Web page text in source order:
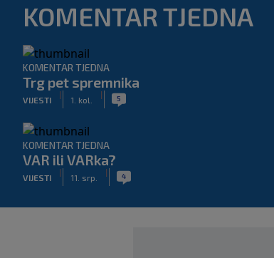
KOMENTAR TJEDNA
KOMENTAR TJEDNA
Trg pet spremnika
VIJESTI
|
1. kol.
| 5
KOMENTAR TJEDNA
VAR ili VARka?
VIJESTI
|
11. srp.
| 4